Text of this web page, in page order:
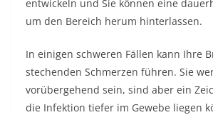
entwickeln und Sie können eine
um den Bereich herum hinterlassen.
In einigen schweren Fällen kann Ihre
stechenden Schmerzen führen. Sie
vorübergehend sein, sind aber ein
die Infektion tiefer im Gewebe liegen